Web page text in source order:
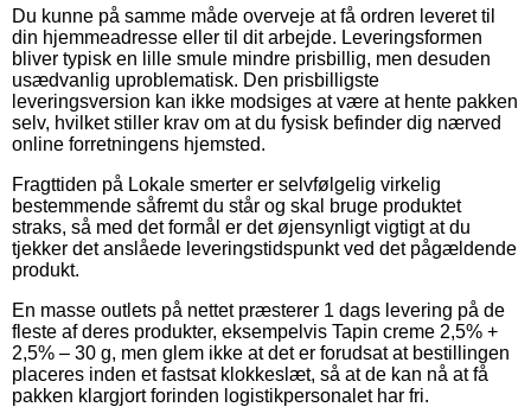
Du kunne på samme måde overveje at få ordren leveret til
din hjemmeadresse eller til dit arbejde. Leveringsformen
bliver typisk en lille smule mindre prisbillig, men desuden
usædvanlig uproblematisk. Den prisbilligste
leveringsversion kan ikke modsiges at være at hente pakken
selv, hvilket stiller krav om at du fysisk befinder dig nærved
online forretningens hjemsted.
Fragttiden på Lokale smerter er selvfølgelig virkelig
bestemmende såfremt du står og skal bruge produktet
straks, så med det formål er det øjensynligt vigtigt at du
tjekker det anslåede leveringstidspunkt ved det pågældende
produkt.
En masse outlets på nettet præsterer 1 dags levering på de
fleste af deres produkter, eksempelvis Tapin creme 2,5% +
2,5% – 30 g, men glem ikke at det er forudsat at bestillingen
placeres inden et fastsat klokkeslæt, så at de kan nå at få
pakken klargjort forinden logistikpersonalet har fri.